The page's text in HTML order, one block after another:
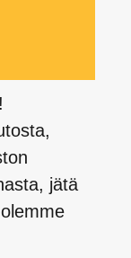
jätä